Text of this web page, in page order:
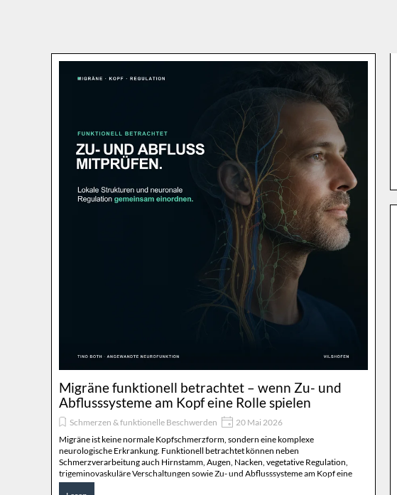
Migräne funktionell betrachtet – wenn Zu- und
Abflusssysteme am Kopf eine Rolle spielen
Schmerzen & funktionelle Beschwerden
20 Mai 2026
Migräne ist keine normale Kopfschmerzform, sondern eine komplexe
neurologische Erkrankung. Funktionell betrachtet können neben
Schmerzverarbeitung auch Hirnstamm, Augen, Nacken, vegetative Regulation,
trigeminovaskuläre Verschaltungen sowie Zu- und Abflusssysteme am Kopf eine
Rolle spielen.